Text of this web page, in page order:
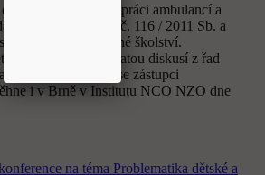
profily, práci ambulancí a
novelu vyhlášky č. 116 / 2011 Sb. a
pro současné školství.
se zájmem a bohatou diskusí z řad
tiskové konferenci se zástupci
i v Brně v Institutu NCO NZO dne